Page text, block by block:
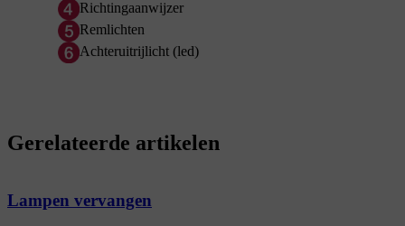
Richtingaanwijzer
Remlichten
Achteruitrijlicht (led)
Gerelateerde artikelen
Lampen vervangen